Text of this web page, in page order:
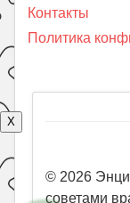
Контакты
Политика
X
© 2026
советами